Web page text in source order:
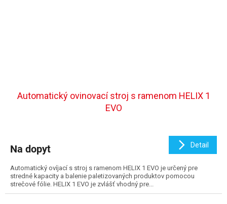
Automatický ovinovací stroj s ramenom HELIX 1
EVO
Na dopyt Detail
Automatický ovíjací s stroj s ramenom HELIX 1 EVO je určený pre
stredné kapacity a balenie paletizovaných produktov pomocou
strečové fólie. HELIX 1 EVO je zvlášť vhodný pre...